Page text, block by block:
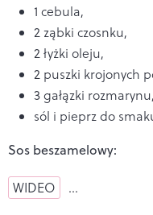
1 cebula,
2 ząbki czosnku,
2 łyżki oleju,
2 puszki krojonych
3 gałązki rozmarynu,
sól i pieprz do
Sos beszamelowy:
WIDEO …